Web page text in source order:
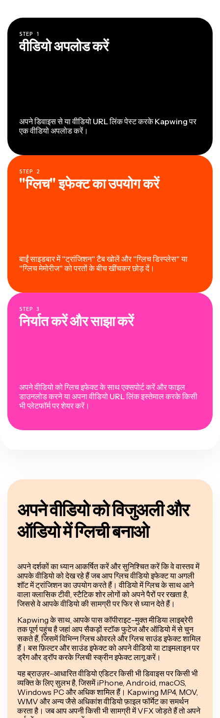
STEP 1
वीडियो अपलोड करें
अपने डिवाइस से या वीडियो URL लिंक पेस्ट करके Kapwing पर
एक वीडियो अपलोड करें।
STEP 2
"ग्लिच" इफेक्ट का उपयोग करें
बाईं साइडबार में "ट्रांजिशन" टैब खोलें और "ग्लिच डिस्प्लेस" या
"ग्लिच मेमोरीज" को परतों के बीच खींचकर छोड़ दें।
STEP 3
निर्यात करें और साझा करें
अपने वीडियो को ग्लिच इफेक्ट के साथ एक्सपोर्ट करें और फाइल
डाउनलोड करने या अपना वीडियो URL लिंक इस्तेमाल करके किसी
भी प्लेटफॉर्म पर शेयर करें।
अपने वीडियो को विजुअली और
ऑडियो में ग्लिची बनाओ
अपने दर्शकों का ध्यान आकर्षित करें और सुनिश्चित करें कि वे वास्तव में
आपके वीडियो को देख रहे हैं जब आप ग्लिच वीडियो इफेक्ट या अगली
शॉट में ट्रांजिशन का उपयोग करते हैं। वीडियो में ग्लिच के साथ आने
वाला क्लासिक टीवी, स्टैटिक शोर लोगों को अपने पैरों पर रखता है,
जिससे वे आपके वीडियो की सामग्री पर फिर से ध्यान देते हैं।
Kapwing के साथ, आपके पास कॉपीराइट-मुक्त मीडिया लाइब्रेरी
तक पूर्ण पहुंच है जहां आप सैकड़ों स्टॉक फुटेज और ऑडियो में से चुन
सकते हैं, जिसमें विभिन्न ग्लिच ओवरले और ग्लिच साउंड इफेक्ट शामिल
हैं। बस फ़िल्टर और साउंड इफेक्ट को अपने वीडियो या टाइमलाइन पर
ड्रैग और ड्रॉप करके ग्लिची स्क्रीन इफेक्ट लागू करें।
यह ब्राउज़र-आधारित वीडियो एडिटर किसी भी डिवाइस पर किसी भी
व्यक्ति के लिए सुलभ है, जिसमें iPhone, Android, macOS,
Windows PC और अधिक शामिल हैं। Kapwing MP4, MOV,
WMV और अन्य जैसे अधिकांश वीडियो फ़ाइल फॉर्मेट का समर्थन
करता है। जब आप अपनी किसी भी सामग्री में VFX जोड़ते हैं तो अपने